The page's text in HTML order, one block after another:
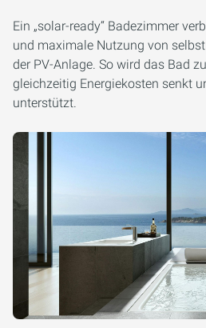
Ein „solar-ready“ Badezimmer
und maximale Nutzung von
der PV-Anlage. So wird das Bad
gleichzeitig Energiekosten senkt
unterstützt.